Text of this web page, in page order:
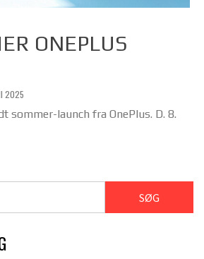
ONEPLUS
2025
sommer-launch fra OnePlus. D. 8.